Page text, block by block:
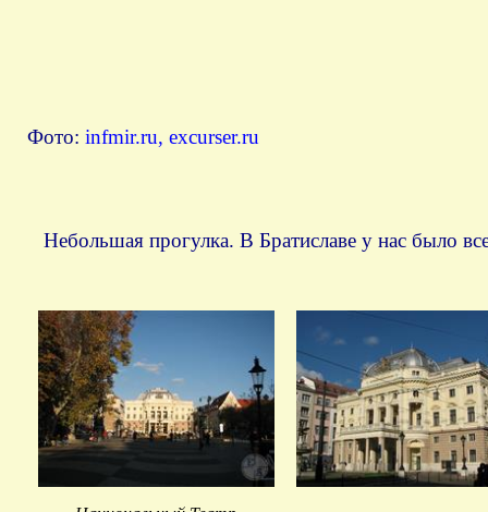
Фото: infmir.ru, excurser.ru
Небольшая прогулка. В Братиславе у нас было